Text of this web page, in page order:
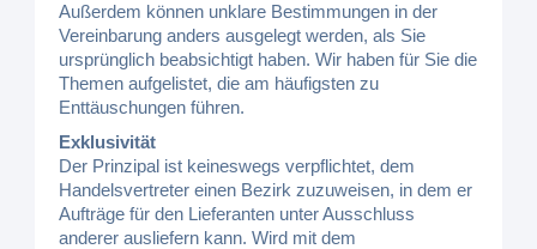
Außerdem können unklare Bestimmungen in der
Vereinbarung anders ausgelegt werden, als Sie
ursprünglich beabsichtigt haben. Wir haben für Sie die
Themen aufgelistet, die am häufigsten zu
Enttäuschungen führen.
Exklusivität
Der Prinzipal ist keineswegs verpflichtet, dem
Handelsvertreter einen Bezirk zuzuweisen, in dem er
Aufträge für den Lieferanten unter Ausschluss
anderer ausliefern kann. Wird mit dem